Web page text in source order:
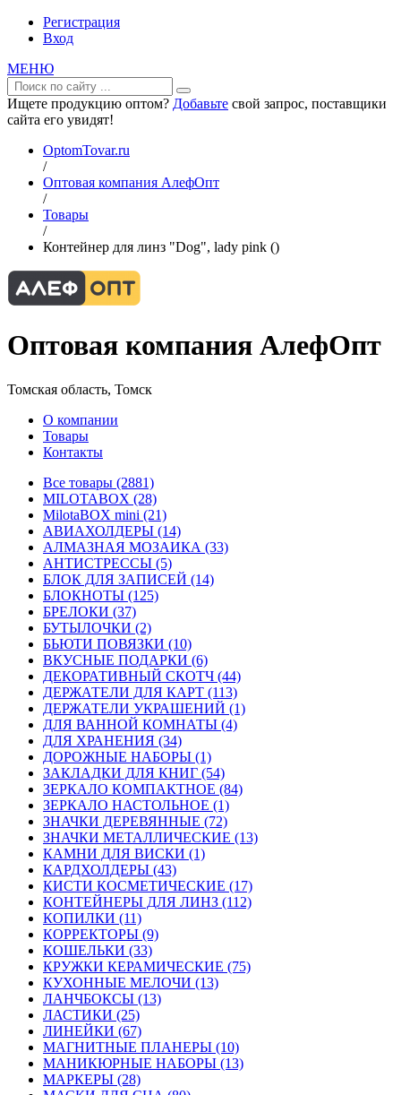
Регистрация
Вход
МЕНЮ
Ищете продукцию оптом? Добавьте свой запрос, поставщики
сайта его увидят!
OptomTovar.ru
/
Оптовая компания АлефОпт
/
Товары
/
Контейнер для линз "Dog", lady pink ()
Оптовая компания АлефОпт
Томская область, Томск
О компании
Товары
Контакты
Все товары (2881)
MILOTABOX (28)
MilotaBOX mini (21)
АВИАХОЛДЕРЫ (14)
АЛМАЗНАЯ МОЗАИКА (33)
АНТИСТРЕССЫ (5)
БЛОК ДЛЯ ЗАПИСЕЙ (14)
БЛОКНОТЫ (125)
БРЕЛОКИ (37)
БУТЫЛОЧКИ (2)
БЬЮТИ ПОВЯЗКИ (10)
ВКУСНЫЕ ПОДАРКИ (6)
ДЕКОРАТИВНЫЙ СКОТЧ (44)
ДЕРЖАТЕЛИ ДЛЯ КАРТ (113)
ДЕРЖАТЕЛИ УКРАШЕНИЙ (1)
ДЛЯ ВАННОЙ КОМНАТЫ (4)
ДЛЯ ХРАНЕНИЯ (34)
ДОРОЖНЫЕ НАБОРЫ (1)
ЗАКЛАДКИ ДЛЯ КНИГ (54)
ЗЕРКАЛО КОМПАКТНОЕ (84)
ЗЕРКАЛО НАСТОЛЬНОЕ (1)
ЗНАЧКИ ДЕРЕВЯННЫЕ (72)
ЗНАЧКИ МЕТАЛЛИЧЕСКИЕ (13)
КАМНИ ДЛЯ ВИСКИ (1)
КАРДХОЛДЕРЫ (43)
КИСТИ КОСМЕТИЧЕСКИЕ (17)
КОНТЕЙНЕРЫ ДЛЯ ЛИНЗ (112)
КОПИЛКИ (11)
КОРРЕКТОРЫ (9)
КОШЕЛЬКИ (33)
КРУЖКИ КЕРАМИЧЕСКИЕ (75)
КУХОННЫЕ МЕЛОЧИ (13)
ЛАНЧБОКСЫ (13)
ЛАСТИКИ (25)
ЛИНЕЙКИ (67)
МАГНИТНЫЕ ПЛАНЕРЫ (10)
МАНИКЮРНЫЕ НАБОРЫ (13)
МАРКЕРЫ (28)